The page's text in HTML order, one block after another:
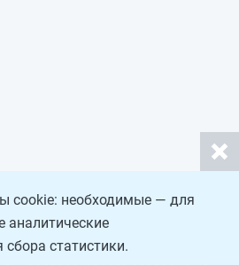
cookie: необходимые — для
аналитические
статистики.